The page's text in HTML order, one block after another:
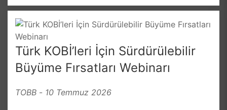
Türk KOBİ’leri İçin Sürdürülebilir
Büyüme Fırsatları Webinarı
TOBB - 10 Temmuz 2026